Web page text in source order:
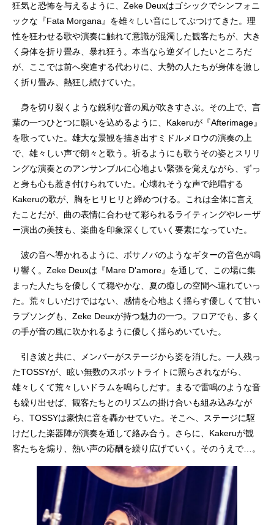
狂気と恐怖を与えるように、Zeke Deuxはゴシックでシンフォニ
ックな『Fata Morgana』を雄々しい音にしてぶつけてきた。理
性を狂わせる歌や演奏に触れて意識が混濁した観客たちが、大き
く身体を折り畳み、暴れ狂う。本当なら逆ダイしたいところだ
が、ここでは前へ突進する代わりに、大勢の人たちが身体を激し
く折り畳み、熱狂し続けていた。
身を切り裂くような鋭利な音の風が吹きすさぶ。その上で、言
葉の一つひとつに願いを込めるように、Kakeruが『Afterimage』
を歌っていた。雄大な景観を描き出すミドルメロウの演奏の上
で、雄々しい声で朗々と歌う。祈るようにも歌うその姿とスリリ
ングな演奏とのアンサンブルに心地よい緊張を覚えながら、ずっ
と身も心も惹き付けられていた。心壊れそうな声で絶唱する
Kakeruの歌が、胸をヒリヒリと締めつける。これは全体に言え
たことだが、曲の表情に合わせて彩られるライティングやレーザ
ー演出の美技も、楽曲を印象深くしていく要素になっていた。
波の音へ導かれるように、ボサノバのようなギターの音色が鳴
り響く。Zeke Deuxは『Mare D'amore』を通して、この場に集
まった人たちを優しくて穏やかな、夏の癒しの空間へ連れていっ
た。荒々しいだけではない、感情を心地よく揺らす優しくて甘い
ラブソングも、Zeke Deuxが持つ魅力の一つ。フロアでも、多く
の手が音の風に吹かれるように優しく揺らめいていた。
引き波と共に、メンバーがステージから姿を消した。一人残っ
たTOSSYが、眩い無数のスポットライトに照らされながら、
雄々しくて荒々しいドラムを鳴らしだす。まるで雷鳴のような音
も繰り出せば、観客たちとのリズムの掛け合いも組み込みなが
ら、TOSSYは豪快に音を轟かせていた。そこへ、ステージに駆
けだした楽器陣が演奏を通して絡み合う。さらに、Kakeruが観
客たちを煽り、熱い声の応酬を繰り広げていく。そのうえで…。